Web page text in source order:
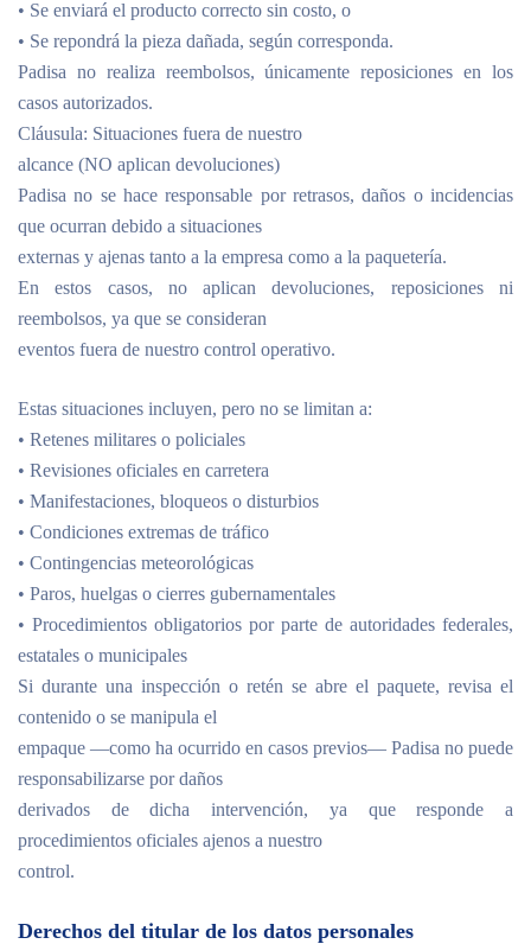
• Se enviará el producto correcto sin costo, o
• Se repondrá la pieza dañada, según corresponda.
Padisa no realiza reembolsos, únicamente reposiciones en los
casos autorizados.
Cláusula: Situaciones fuera de nuestro
alcance (NO aplican devoluciones)
Padisa no se hace responsable por retrasos, daños o incidencias
que ocurran debido a situaciones
externas y ajenas tanto a la empresa como a la paquetería.
En estos casos, no aplican devoluciones, reposiciones ni
reembolsos, ya que se consideran
eventos fuera de nuestro control operativo.
Estas situaciones incluyen, pero no se limitan a:
• Retenes militares o policiales
• Revisiones oficiales en carretera
• Manifestaciones, bloqueos o disturbios
• Condiciones extremas de tráfico
• Contingencias meteorológicas
• Paros, huelgas o cierres gubernamentales
• Procedimientos obligatorios por parte de autoridades federales,
estatales o municipales
Si durante una inspección o retén se abre el paquete, revisa el
contenido o se manipula el
empaque —como ha ocurrido en casos previos— Padisa no puede
responsabilizarse por daños
derivados de dicha intervención, ya que responde a
procedimientos oficiales ajenos a nuestro
control.
Derechos del titular de los datos personales